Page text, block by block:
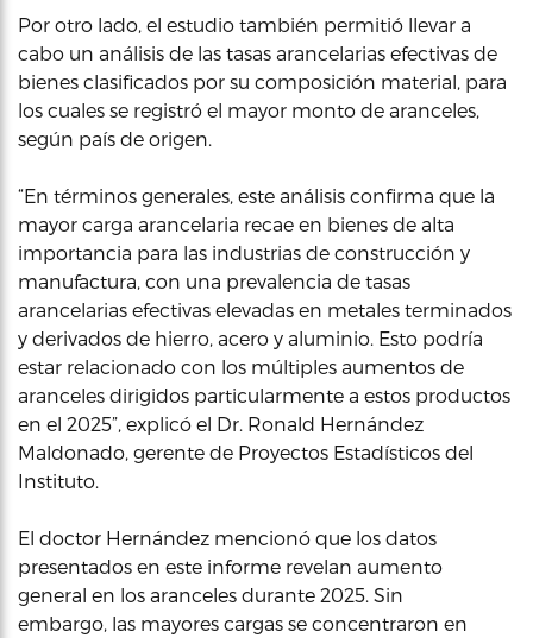
Por otro lado, el estudio también permitió llevar a
cabo un análisis de las tasas arancelarias efectivas de
bienes clasificados por su composición material, para
los cuales se registró el mayor monto de aranceles,
según país de origen.
“En términos generales, este análisis confirma que la
mayor carga arancelaria recae en bienes de alta
importancia para las industrias de construcción y
manufactura, con una prevalencia de tasas
arancelarias efectivas elevadas en metales terminados
y derivados de hierro, acero y aluminio. Esto podría
estar relacionado con los múltiples aumentos de
aranceles dirigidos particularmente a estos productos
en el 2025”, explicó el Dr. Ronald Hernández
Maldonado, gerente de Proyectos Estadísticos del
Instituto.
El doctor Hernández mencionó que los datos
presentados en este informe revelan aumento
general en los aranceles durante 2025. Sin
embargo, las mayores cargas se concentraron en